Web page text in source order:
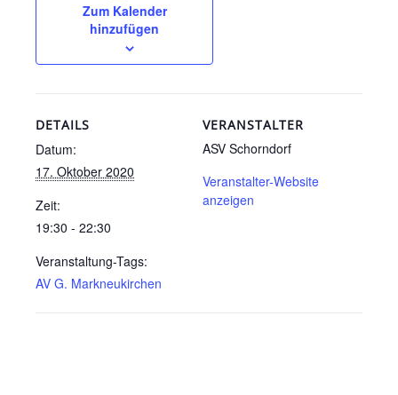
Zum Kalender
hinzufügen
DETAILS
Datum:
17. Oktober 2020
Zeit:
19:30 - 22:30
Veranstaltung-Tags:
AV G. Markneukirchen
VERANSTALTER
ASV Schorndorf
Veranstalter-Website
anzeigen